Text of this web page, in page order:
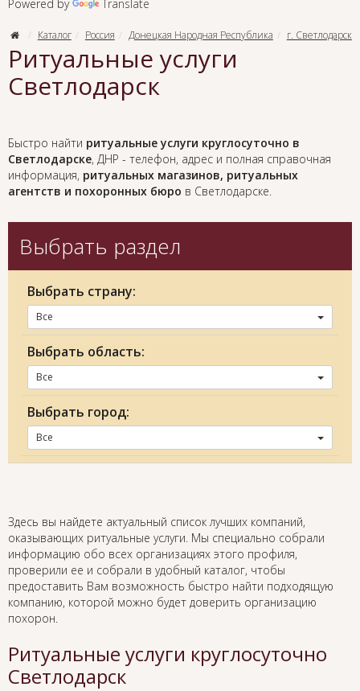
Powered by Translate
Каталог Россия Донецкая Народная Республика г. Светлодарск
Ритуальные услуги
Светлодарск
Быстро найти ритуальные услуги круглосуточно в
Светлодарске, ДНР - телефон, адрес и полная справочная
информация, ритуальных магазинов, ритуальных
агентств и похоронных бюро в Светлодарске.
Выбрать раздел
Выбрать страну:
Все
Выбрать область:
Все
Выбрать город:
Все
Здесь вы найдете актуальный список лучших компаний,
оказывающих ритуальные услуги. Мы специально собрали
информацию обо всех организациях этого профиля,
проверили ее и собрали в удобный каталог, чтобы
предоставить Вам возможность быстро найти подходящую
компанию, которой можно будет доверить организацию
похорон.
Ритуальные услуги круглосуточно
Светлодарск